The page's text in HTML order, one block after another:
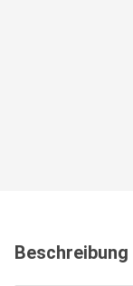
Beschreibung